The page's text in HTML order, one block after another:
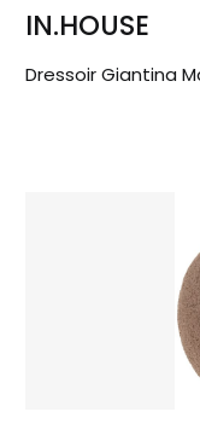
IN.HOUSE
Dressoir Giantina